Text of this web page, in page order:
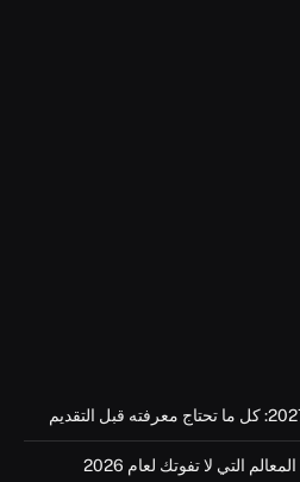
التي لا تفوتك لعام 2026